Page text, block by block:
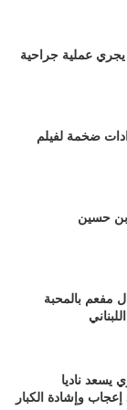
عملية جراحية
ضخمة لفيلم
بن حسين
مفعم بالمحبة
يسعد ناديا
وإشادة الكبار